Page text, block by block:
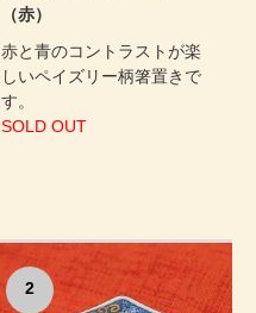
（赤）
赤と青のコントラストが楽
しいペイズリー柄箸置きで
す。
SOLD OUT
2